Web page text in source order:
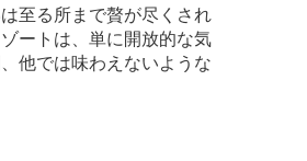
至る所まで贅が尽くされ
ートは、単に開放的な気
他では味わえないような